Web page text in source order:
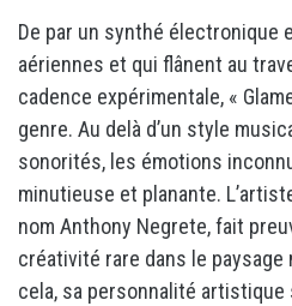
De par un synthé électronique
aériennes et qui flânent au
cadence expérimentale, «
genre. Au delà d’un style
sonorités, les émotions
minutieuse et planante.
nom Anthony Negrete, fait
créativité rare dans le paysage
cela, sa personnalité